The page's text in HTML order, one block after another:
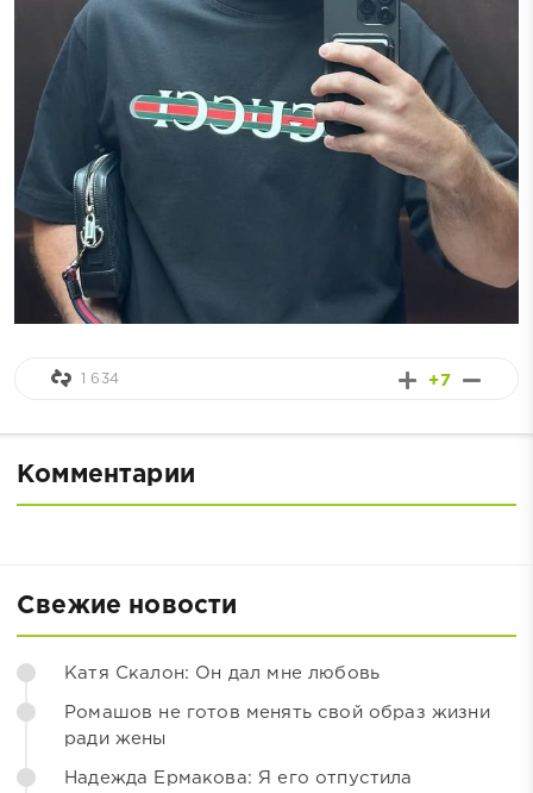
+7
1 634
Комментарии
Свежие новости
Катя Скалон: Он дал мне любовь
Ромашов не готов менять свой образ жизни
ради жены
Надежда Ермакова: Я его отпустила